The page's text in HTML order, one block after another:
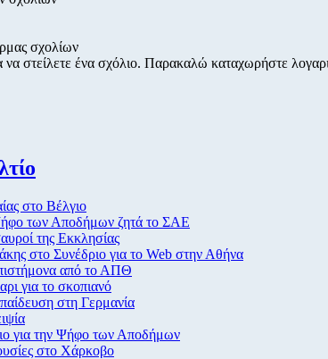
σχολίων
να στείλετε ένα σχόλιο. Παρακαλώ καταχωρήστε
στο Βέλγιο
των Αποδήμων ζητά το ΣΑΕ
της Εκκλησίας
στο Συνέδριο για το Web στην Αθήνα
από το ΑΠΘ
για το σκοπιανό
στη Γερμανία
για την Ψήφο των Αποδήμων
στο Χάρκοβο